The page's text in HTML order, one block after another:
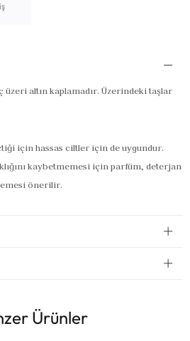
altın kaplamadır. Üzerindeki taşlar
için hassas ciltler için de uygundur.
kaybetmemesi için parfüm, deterjan
önerilir.
Ürünler